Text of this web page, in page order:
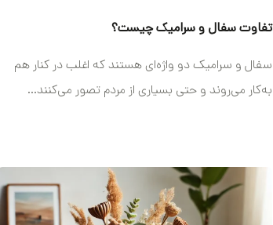
تفاوت سفال و سرامیک چیست؟
سفال و سرامیک دو واژه‌ای هستند که اغلب در کنار هم
به‌کار می‌روند و حتی بسیاری از مردم تصور می‌کنند...